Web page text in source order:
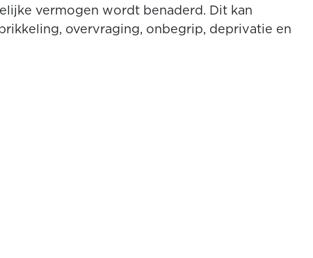
vermogen wordt benaderd. Dit kan
overvraging, onbegrip, deprivatie en